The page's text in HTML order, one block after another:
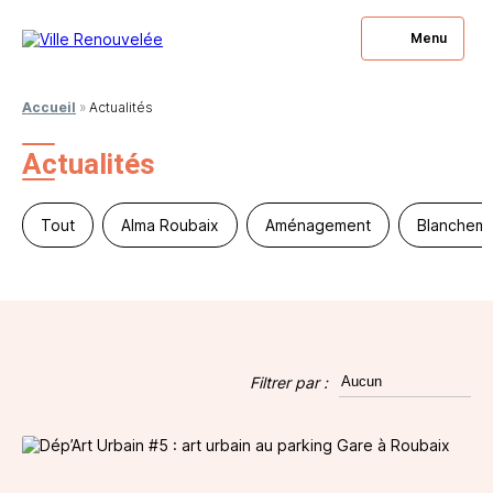
Menu
Accueil » Actualités
Actualités
Tout Alma Roubaix Aménagement
Filtrer par :